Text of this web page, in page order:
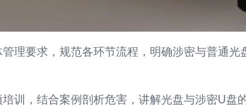
要求，规范各环节流程，明确涉密与普通光
，结合案例剖析危害，讲解光盘与涉密U盘